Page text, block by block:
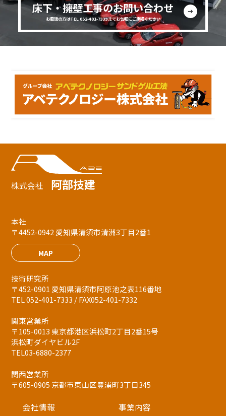
床下・擁壁工事のお問い合わせ
お電話の方はTEL 052-401-7333までお気軽にご連絡ください
株式会社 阿部技建
本社
〒4452-0942 愛知県清須市清洲3丁目2番1
MAP
技術研究所
〒452-0901 愛知県清須市阿原池之表116番地
TEL 052-401-7333 / FAX052-401-7332
関東営業所
〒105-0013 東京都港区浜松町2丁目2番15号
浜松町ダイヤビル2F
TEL03-6880-2377
関西営業所
〒605-0905 京都市東山区豊浦町3丁目345
会社情報 事業内容